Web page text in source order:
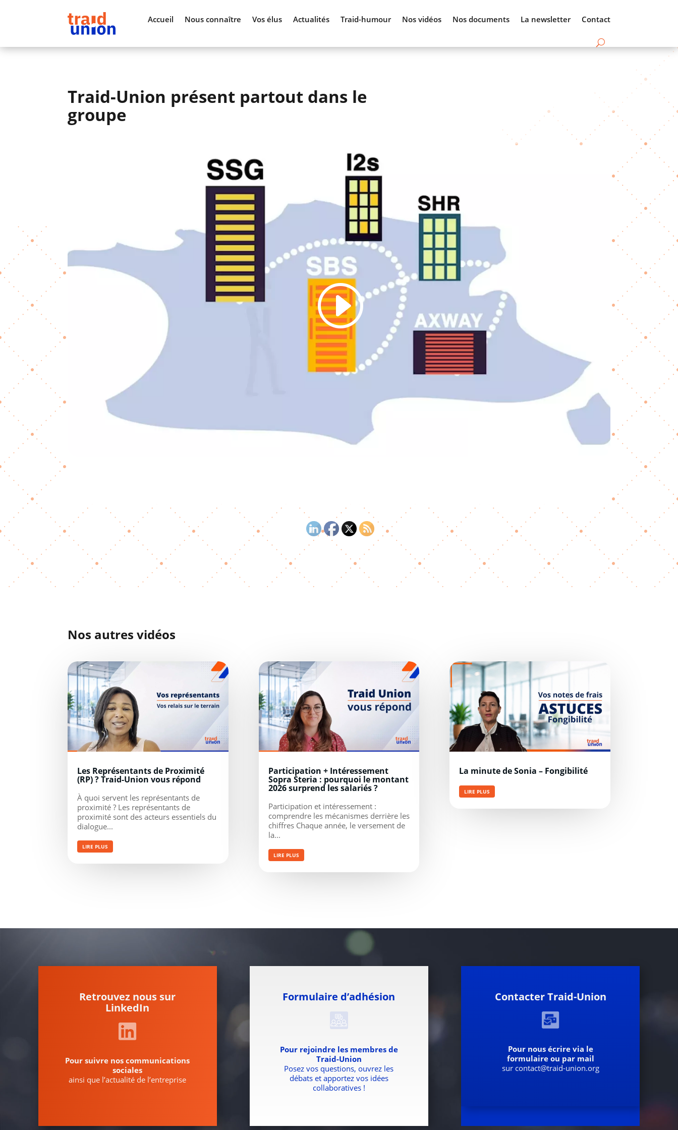
Accueil Nous connaître Vos élus Actualités Traid-humour Nos vidéos Nos documents La newsletter Contact
Traid-Union présent partout dans le
groupe
Nos autres vidéos
Les Représentants de Proximité
(RP) ? Traid-Union vous répond
À quoi servent les représentants de
proximité ? Les représentants de
proximité sont des acteurs essentiels du
dialogue...
LIRE PLUS
Participation + Intéressement
Sopra Steria : pourquoi le montant
2026 surprend les salariés ?
Participation et intéressement :
comprendre les mécanismes derrière les
chiffres Chaque année, le versement de
la...
LIRE PLUS
La minute de Sonia – Fongibilité
LIRE PLUS
Retrouvez nous sur
LinkedIn
Pour suivre nos communications
sociales
ainsi que l’actualité de l’entreprise
Formulaire d’adhésion
Pour rejoindre les membres de
Traid-Union
Posez vos questions, ouvrez les
débats et apportez vos idées
collaboratives !
Contacter Traid-Union
Pour nous écrire via le
formulaire ou par mail
sur contact@traid-union.org